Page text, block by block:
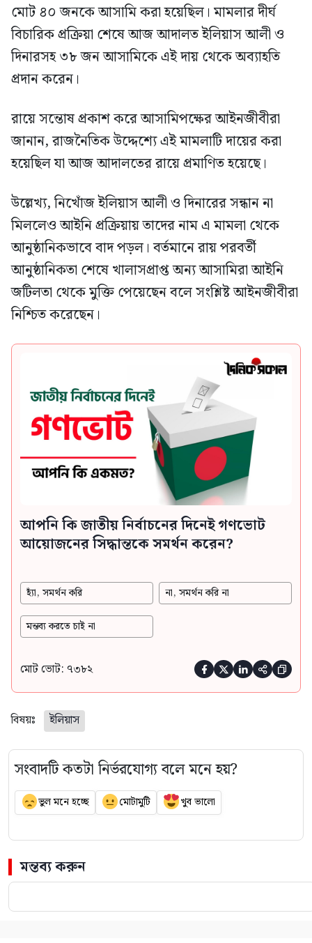
মোট ৪০ জনকে আসামি করা হয়েছিল। মামলার দীর্ঘ
বিচারিক প্রক্রিয়া শেষে আজ আদালত ইলিয়াস আলী ও
দিনারসহ ৩৮ জন আসামিকে এই দায় থেকে অব্যাহতি
প্রদান করেন।
রায়ে সন্তোষ প্রকাশ করে আসামিপক্ষের আইনজীবীরা
জানান, রাজনৈতিক উদ্দেশ্যে এই মামলাটি দায়ের করা
হয়েছিল যা আজ আদালতের রায়ে প্রমাণিত হয়েছে।
উল্লেখ্য, নিখোঁজ ইলিয়াস আলী ও দিনারের সন্ধান না
মিললেও আইনি প্রক্রিয়ায় তাদের নাম এ মামলা থেকে
আনুষ্ঠানিকভাবে বাদ পড়ল। বর্তমানে রায় পরবর্তী
আনুষ্ঠানিকতা শেষে খালাসপ্রাপ্ত অন্য আসামিরা আইনি
জটিলতা থেকে মুক্তি পেয়েছেন বলে সংশ্লিষ্ট আইনজীবীরা
নিশ্চিত করেছেন।
আপনি কি জাতীয় নির্বাচনের দিনেই গণভোট
আয়োজনের সিদ্ধান্তকে সমর্থন করেন?
হ্যাঁ, সমর্থন করি না, সমর্থন করি না
মন্তব্য করতে চাই না
মোট ভোট: ৭৩৮২     
বিষয়ঃ ইলিয়াস
সংবাদটি কতটা নির্ভরযোগ্য বলে মনে হয়?
ভুল মনে হচ্ছে মোটামুটি খুব ভালো
মন্তব্য করুন